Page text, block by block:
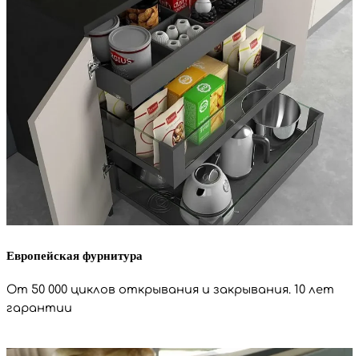
Европейская фурнитура
От 50 000 циклов открывания и закрывания. 10 лет
гарантии